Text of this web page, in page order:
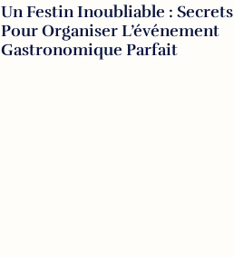
Un Festin Inoubliable : Secrets
Pour Organiser L’événement
Gastronomique Parfait